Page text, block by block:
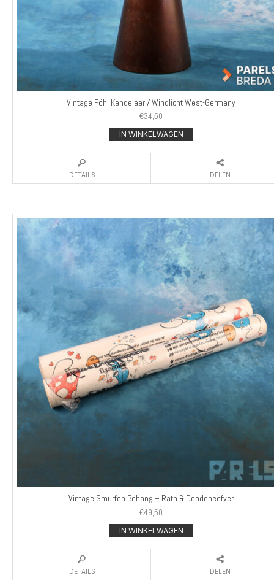
Vintage Föhl Kandelaar / Windlicht West-Germany
€34,50
IN WINKELWAGEN
DETAILS DELEN
Vintage Smurfen Behang – Rath & Doodeheefver
€49,50
IN WINKELWAGEN
DETAILS DELEN